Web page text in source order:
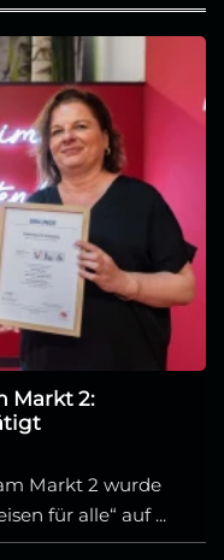
Markt 2:
Markt 2 wurde
für alle“ auf ...